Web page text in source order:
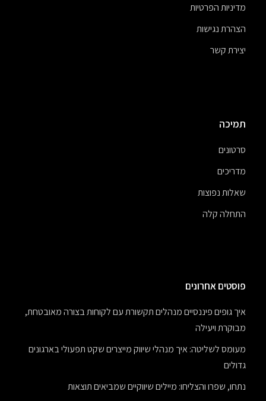
מדיניות הפרטיות
הצהרת נגישות
יצירת קשר
תמיכה
סרטונים
מדריכים
שאלות נפוצות
התחלה קלה
פוסטים אחרונים
איך גופים פיננסיים מנהלים תקשורת עם לקוחות בצורה מאובטחת,
מבוקרת ויעילה
מעומס לשליטה: איך מנהלי שיווק מייצרים שקט תפעולי בארגונים
גדולים
נתחו, שפרו והצליחו: מיילים שיווקיים שמביאים תוצאות